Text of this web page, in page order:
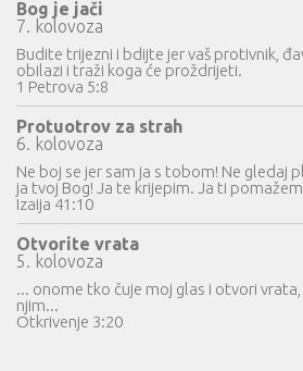
Bog je jači
7. kolovoza
Budite trijezni i bdijte jer vaš protivnik,
obilazi i traži koga će proždrijeti.
1 Petrova 5:8
Protuotrov za strah
6. kolovoza
Ne boj se jer sam ja s tobom! Ne gledaj
ja tvoj Bog! Ja te krijepim. Ja ti
Izaija 41:10
Otvorite vrata
5. kolovoza
... onome tko čuje moj glas i otvori vrata,
njim...
Otkrivenje 3:20